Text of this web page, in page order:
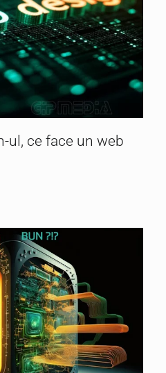
ul, ce face un web